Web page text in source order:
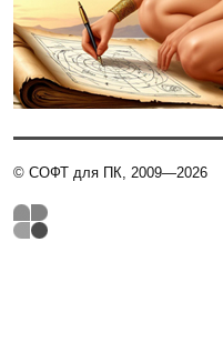
© СОФТ для ПК, 2009—2026